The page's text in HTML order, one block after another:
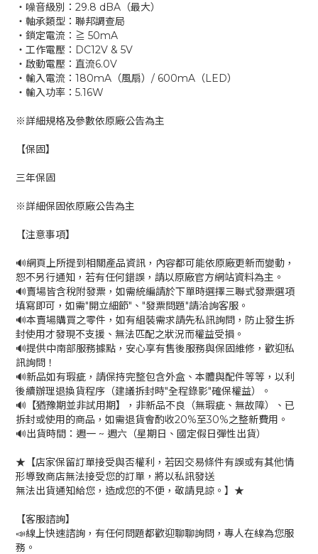
‧噪音級別：29.8 dBA（最大）
‧軸承類型：聯邦調查局
‧鎖定電流：≧ 50mA
‧工作電壓：DC12V & 5V
‧啟動電壓：直流6.0V
‧輸入電流：180mA（風扇）/ 600mA（LED）
‧輸入功率：5.16W
※詳細規格及參數依原廠公告為主
【保固】
三年保固
※詳細保固依原廠公告為主
【注意事項】
🔊網頁上所提到相關產品資訊，內容都可能依原廠更新而變動，
恕不另行通知，若有任何錯誤，請以原廠官方網站資料為主。
🔊賣場皆含稅附發票，如需統編請於下單時選擇三聯式發票選項
填寫即可，如需"開立細節"、"發票問題"請洽詢客服。
🔊本賣場購買之零件，如有組裝需求請先私訊詢問，防止發生拆
封使用才發現不支援、無法匹配之狀況而權益受損。
🔊提供中南部服務據點，安心享有售後服務與保固維修，歡迎私
訊詢問！
🔊新品如有瑕疵，請保持完整包含外盒、本體與配件等等，以利
後續辦理退換貨程序（建議拆封時"全程錄影"確保權益）。
🔊【猶豫期並非試用期】，非新品不良（無瑕疵、無故障）、已
拆封或使用的商品，如需退貨會酌收20%至30%之整新費用。
🔊出貨時間：週一 ~ 週六（星期日、國定假日彈性出貨）
★【店家保留訂單接受與否權利，若因交易條件有誤或有其他情
形導致商店無法接受您的訂單，將以私訊發送
無法出貨通知給您，造成您的不便，敬請見諒。】★
【客服諮詢】
📣線上快速諮詢，有任何問題都歡迎聊聊詢問，專人在線為您服
務。